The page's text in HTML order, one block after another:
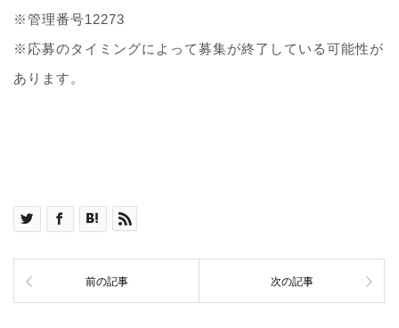
※管理番号12273
※応募のタイミングによって募集が終了している可能性が
あります。
前の記事 次の記事